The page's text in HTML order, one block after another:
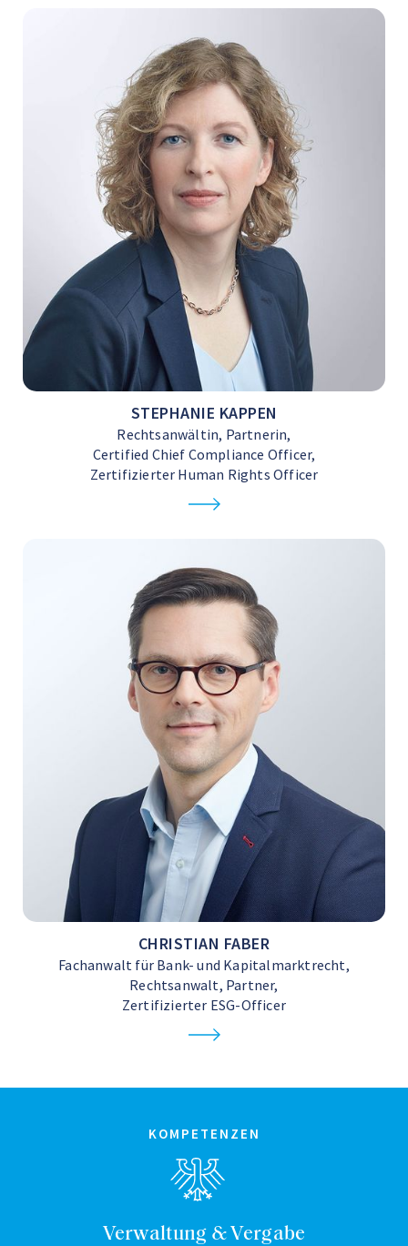
STEPHANIE KAPPEN
Rechtsanwältin, Partnerin,
Certified Chief Compliance Officer,
Zertifizierter Human Rights Officer
CHRISTIAN FABER
Fachanwalt für Bank- und Kapitalmarktrecht,
Rechtsanwalt, Partner,
Zertifizierter ESG-Officer
KOMPETENZEN
Verwaltung & Vergabe